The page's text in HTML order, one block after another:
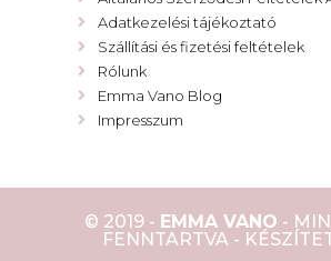
Adatkezelési tájékoztató
Szállítási és fizetési feltételek
Rólunk
Emma Vano Blog
Impresszum
© 2019 - EMMA VANO -
FENNTARTVA -